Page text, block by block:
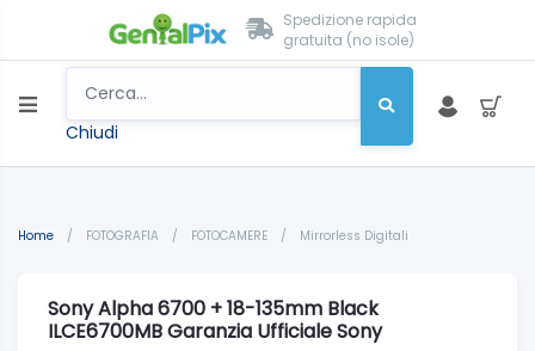
Spedizione rapida
gratuita (no isole)
Chiudi
Home / FOTOGRAFIA / FOTOCAMERE / Mirrorless Digitali
Sony Alpha 6700 + 18-135mm Black
ILCE6700MB Garanzia Ufficiale Sony